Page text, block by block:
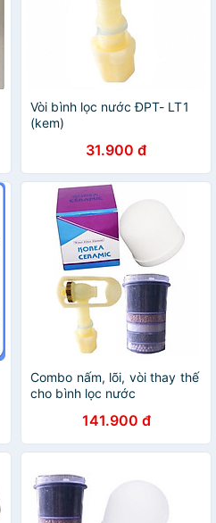
Vòi bình lọc nước ĐPT- LT1
(kem)
31.900 đ
Combo nấm, lõi, vòi thay thế
cho bình lọc nước
141.900 đ